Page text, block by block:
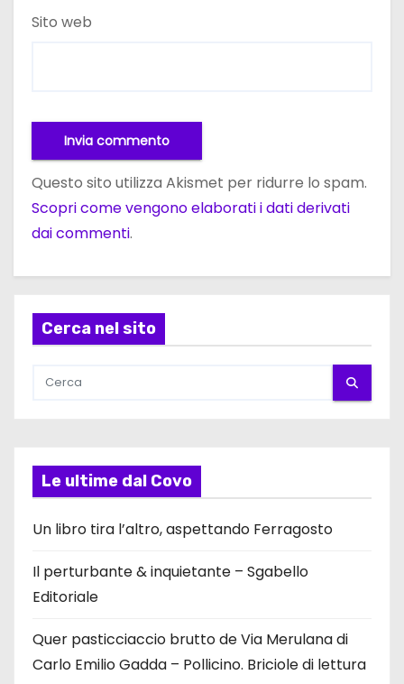
Sito web
Questo sito utilizza Akismet per ridurre lo spam.
Scopri come vengono elaborati i dati derivati
dai commenti.
Cerca nel sito
Le ultime dal Covo
Un libro tira l’altro, aspettando Ferragosto
Il perturbante & inquietante – Sgabello
Editoriale
Quer pasticciaccio brutto de Via Merulana di
Carlo Emilio Gadda – Pollicino. Briciole di lettura